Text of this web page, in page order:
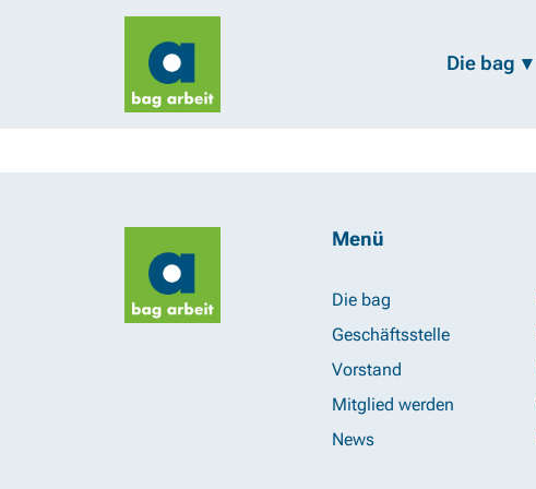
Die bag
Menü
Die bag
Geschäftsstelle
Vorstand
Mitglied werden
News